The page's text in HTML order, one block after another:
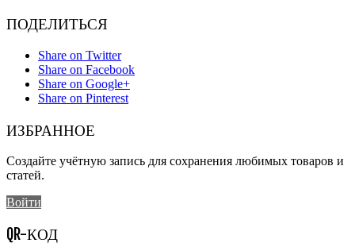
ПОДЕЛИТЬСЯ
Share on Twitter
Share on Facebook
Share on Google+
Share on Pinterest
ИЗБРАННОЕ
Создайте учётную запись для сохранения любимых товаров и
статей.
Войти
QR-КОД